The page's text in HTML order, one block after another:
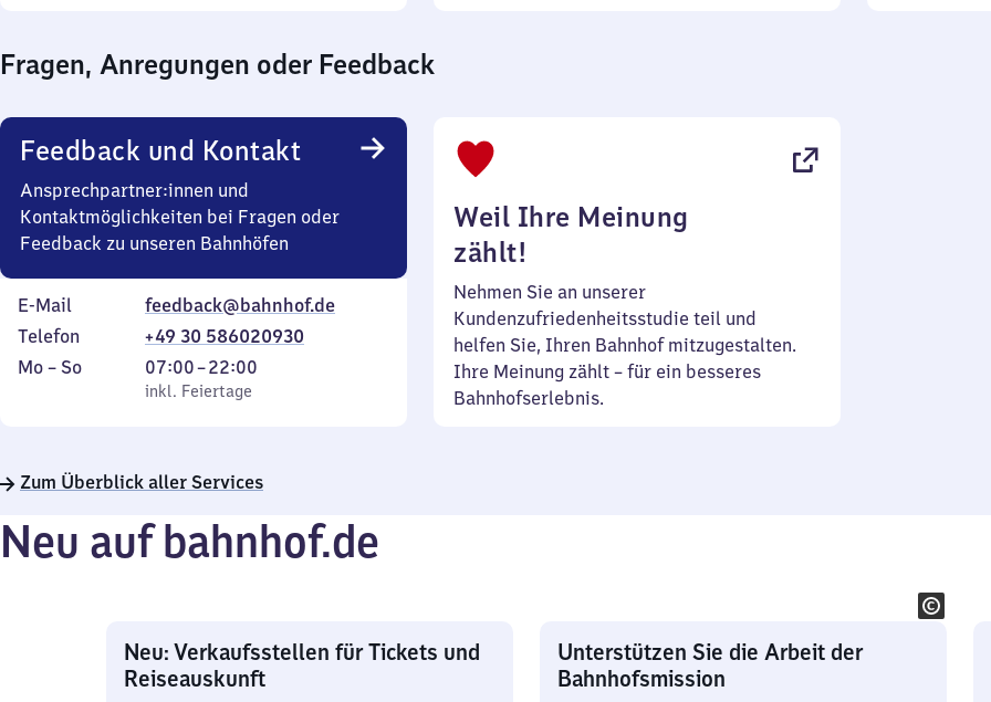
Fragen, Anregungen oder Feedback
Feedback und Kontakt
Ansprechpartner:innen und
Kontaktmöglichkeiten bei Fragen oder
Feedback zu unseren Bahnhöfen
E-Mail
feedback@bahnhof.de
Telefon
+49 30 586020930
Montag
Mo – So,
inkl. Feiertage
07:00–22:00
Von
7
22
inkl. Feiertage
Weil Ihre Meinung
zählt!
Nehmen Sie an unserer
Kundenzufriedenheitsstudie teil und
helfen Sie, Ihren Bahnhof mitzugestalten.
Ihre Meinung zählt – für ein besseres
Bahnhofserlebnis.
Zum Überblick aller Services
Neu auf bahnhof.de
Neu: Verkaufsstellen für Tickets und
Reiseauskunft
Unterstützen Sie die Arbeit der
Bahnhofsmission